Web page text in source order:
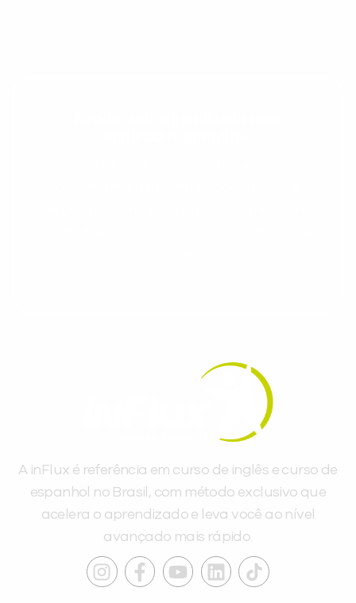
A inFlux é referência em curso de inglês e curso de
espanhol no Brasil, com método exclusivo que
acelera o aprendizado e leva você ao nível
avançado mais rápido.